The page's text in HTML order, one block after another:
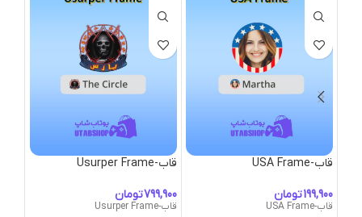
قاب-USA Frame
تومان
قاب-USA Frame
قاب-Usurper Frame
تومان
قاب-Usurper Frame